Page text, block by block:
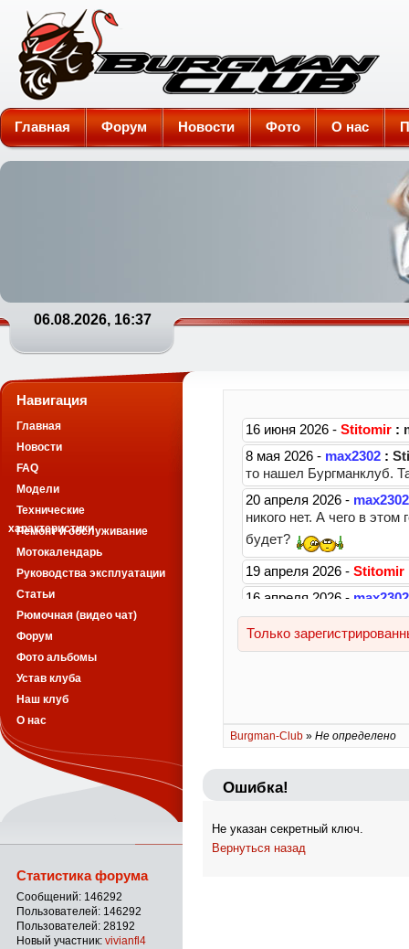
Burgman-Club
Главная Форум Новости Фото О нас
06.08.2026, 16:37
Burgman-Club » Не определено
Ошибка!
Не указан секретный ключ.
Вернуться назад
Навигация
Главная
Новости
FAQ
Модели
Технические
характеристики
Ремонт и обслуживание
Мотокалендарь
Руководства эксплуатации
Статьи
Рюмочная (видео чат)
Форум
Фото альбомы
Устав клуба
Наш клуб
О нас
Статистика форума
Сообщений: 146292
Пользователей: 146292
Пользователей: 28192
Новый участник: vivianfl4